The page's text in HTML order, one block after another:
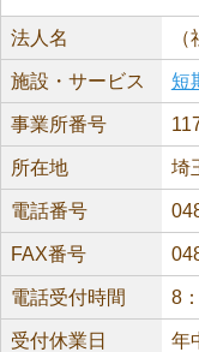
法人名
施設・サービス 短
事業所番号
所在地 埼
電話番号
FAX番号
電話受付時間 8
受付休業日 年